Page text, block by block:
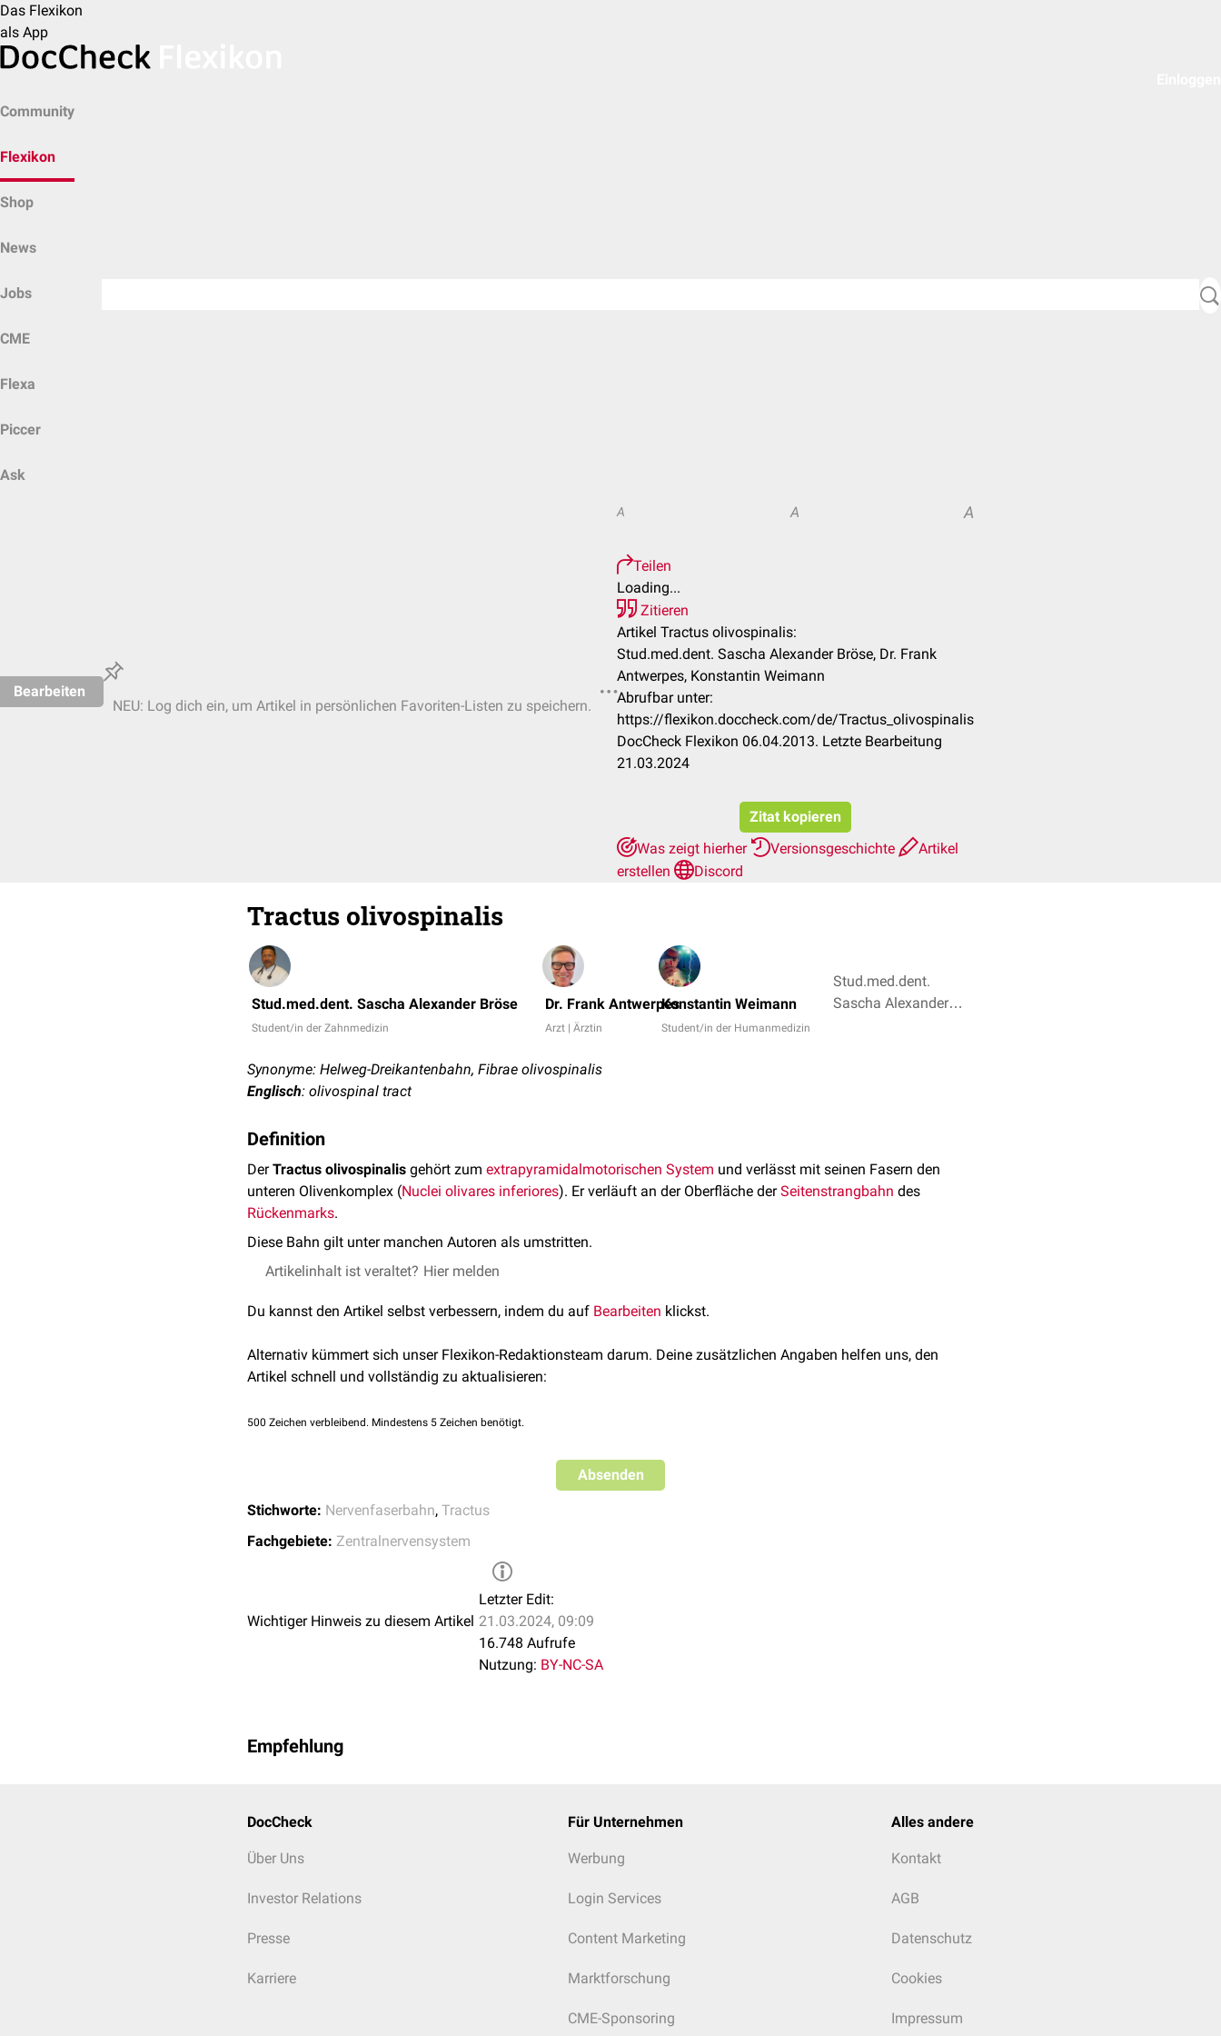
Das Flexikon
als App
Community
Flexikon
Shop
News
Jobs
CME
Flexa
Piccer
Ask
Bearbeiten
NEU: Log dich ein, um Artikel in persönlichen Favoriten-Listen zu speichern.
A A A
Teilen
Loading...
Zitieren
Artikel Tractus olivospinalis:
Stud.med.dent. Sascha Alexander Bröse, Dr. Frank
Antwerpes, Konstantin Weimann
Abrufbar unter:
https://flexikon.doccheck.com/de/Tractus_olivospinalis
DocCheck Flexikon 06.04.2013. Letzte Bearbeitung
21.03.2024
Zitat kopieren
Was zeigt hierher
Versionsgeschichte
Artikel
erstellen
Discord
Tractus olivospinalis
Stud.med.dent. Sascha Alexander Bröse
Student/in der Zahnmedizin
Dr. Frank Antwerpes
Arzt | Ärztin
Konstantin Weimann
Student/in der Humanmedizin
Stud.med.dent.
Sascha Alexander
Synonyme: Helweg-Dreikantenbahn, Fibrae olivospinalis
Englisch: olivospinal tract
Definition
DerTractus olivospinalis gehört zum extrapyramidalmotorischen System und verlässt mit seinen Fasern den
unteren Olivenkomplex (Nuclei olivares inferiores). Er verläuft an der Oberfläche derSeitenstrangbahn des
Rückenmarks.
Diese Bahn gilt unter manchen Autoren als umstritten.
Artikelinhalt ist veraltet? Hier melden
Du kannst den Artikel selbst verbessern, indem du auf Bearbeiten klickst.
Alternativ kümmert sich unser Flexikon-Redaktionsteam darum. Deine zusätzlichen Angaben helfen uns, den
Artikel schnell und vollständig zu aktualisieren:
500 Zeichen verbleibend. Mindestens 5 Zeichen benötigt.
Absenden
Stichworte: Nervenfaserbahn, Tractus
Fachgebiete: Zentralnervensystem
Wichtiger Hinweis zu diesem Artikel
Letzter Edit:
21.03.2024, 09:09
16.748 Aufrufe
Nutzung: BY-NC-SA
Empfehlung
DocCheck
Über Uns
Investor Relations
Presse
Karriere
Für Unternehmen
Werbung
Login Services
Content Marketing
Marktforschung
CME-Sponsoring
Alles andere
Kontakt
AGB
Datenschutz
Cookies
Impressum